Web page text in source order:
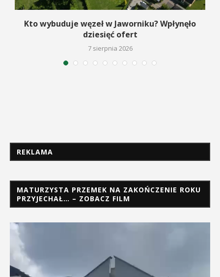
Kto wybuduje węzeł w Jaworniku? Wpłynęło
dziesięć ofert
7 sierpnia 2026
REKLAMA
MATURZYSTA PRZEMEK NA ZAKOŃCZENIE ROKU
PRZYJECHAŁ… – ZOBACZ FILM
Odtwarzacz